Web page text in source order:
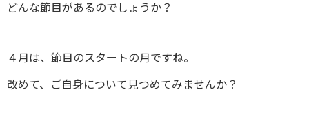
どんな節目があるのでしょうか？
４月は、節目のスタートの月ですね。
改めて、ご自身について見つめてみませんか？